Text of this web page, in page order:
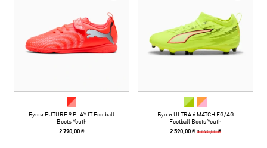
Бутси FUTURE 9 PLAY IT Football
Boots Youth
2 790,00 ₴
Бутси ULTRA 6 MATCH FG/AG
Football Boots Youth
2 590,00 ₴3 690,00 ₴